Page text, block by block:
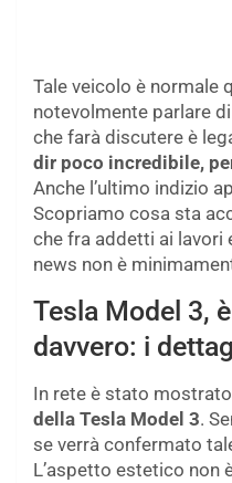
Tale veicolo è normale
notevolmente parlare
che farà discutere è
dir poco incredibile,
Anche l’ultimo indizio
Scopriamo cosa sta
che fra addetti ai lavori
news non è
Tesla Model 3,
davvero: i
In rete è stato
della Tesla Model 3.
se verrà confermato
L’aspetto estetico non